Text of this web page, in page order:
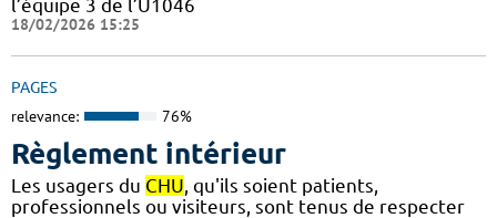
l’équipe 3 de l’U1046
18/02/2026 15:25
PAGES
relevance: 76%
Règlement intérieur
Les usagers du CHU , qu'ils soient patients,
professionnels ou visiteurs, sont tenus de respecter